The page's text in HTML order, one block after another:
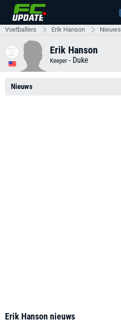
Voetballers Erik Hanson Nieuws
Erik Hanson
Keeper - Duke
Nieuws
Erik Hanson nieuws